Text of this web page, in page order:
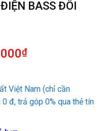
BASS ĐÔI
₫Giá
là:
11.490.000₫.
Việt Nam (chỉ cần
đ, trả góp 0% qua thẻ tín